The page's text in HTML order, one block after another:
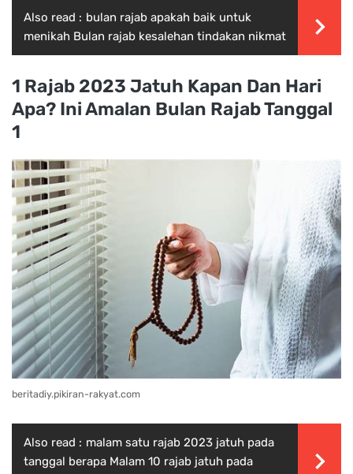
Also read : bulan rajab apakah baik untuk
menikah Bulan rajab kesalehan tindakan nikmat
1 Rajab 2023 Jatuh Kapan Dan Hari
Apa? Ini Amalan Bulan Rajab Tanggal
1
beritadiy.pikiran-rakyat.com
Also read : malam satu rajab 2023 jatuh pada
tanggal berapa Malam 10 rajab jatuh pada